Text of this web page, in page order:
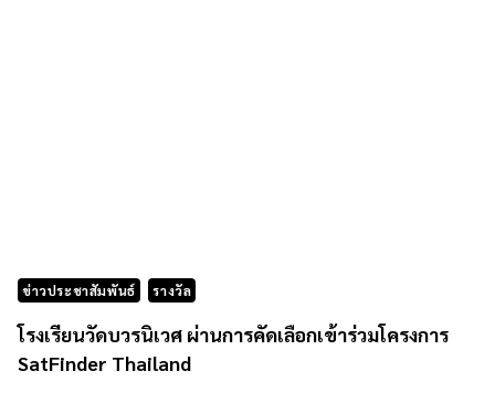
ข่าวประชาสัมพันธ์ รางวัล
โรงเรียนวัดบวรนิเวศ ผ่านการคัดเลือกเข้าร่วมโครงการ
SatFinder Thailand